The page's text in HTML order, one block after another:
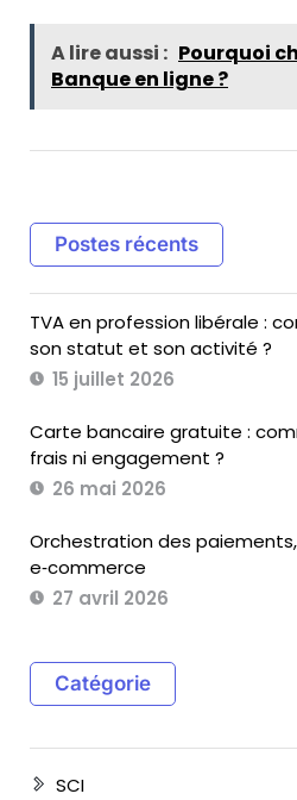
A lire aussi : Pourquoi
Banque en ligne ?
Postes récents
TVA en profession libérale :
son statut et son activité ?
15 juillet 2026
Carte bancaire gratuite :
frais ni engagement ?
26 mai 2026
Orchestration des
e‑commerce
27 avril 2026
Catégorie
SCI